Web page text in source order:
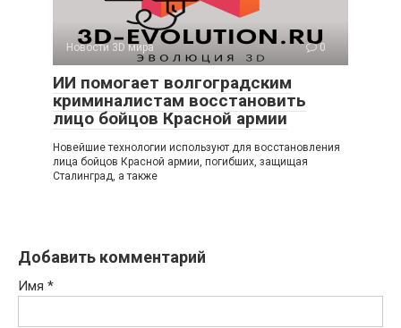
Новости 3D мира 0
ИИ помогает волгоградским
криминалистам восстановить
лицо бойцов Красной армии
Новейшие технологии используют для восстановления
лица бойцов Красной армии, погибших, защищая
Сталинград, а также
Добавить комментарий
Имя *